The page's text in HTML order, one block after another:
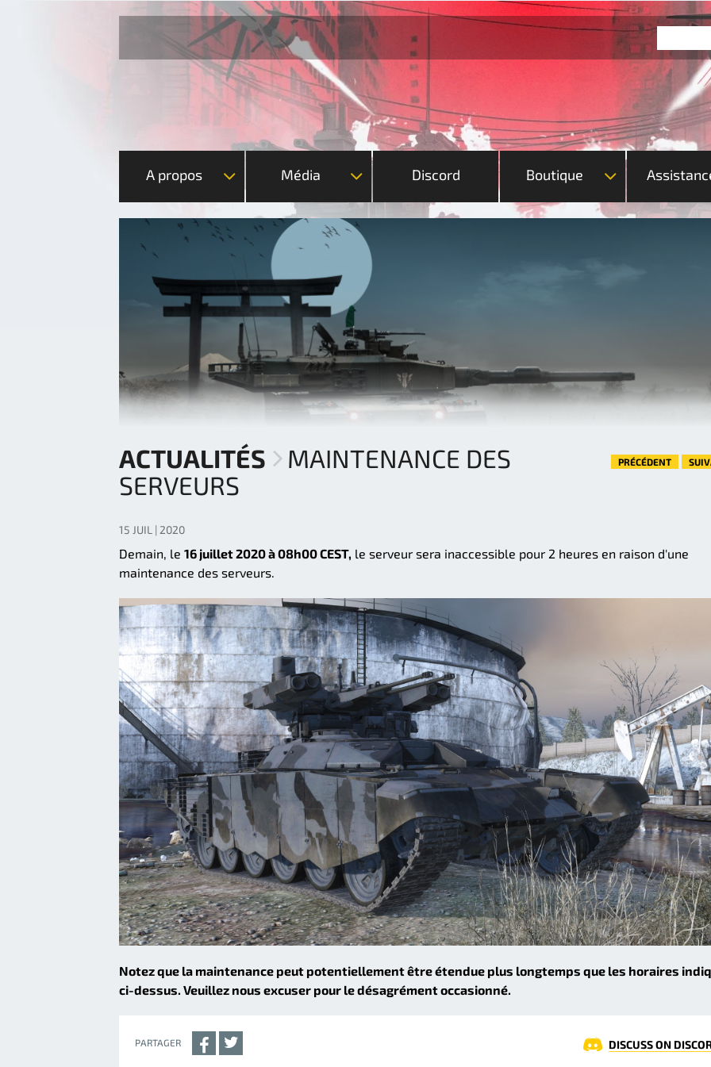
A propos Média Discord Boutique
ACTUALITÉS
MAINTENANCE DES
SERVEURS
PRÉCÉDENT
15 JUIL | 2020
Demain, le 16 juillet 2020 à 08h00 CEST, le serveur sera inaccessible pour 2 heures en raison d'une
maintenance des serveurs.
Notez que la maintenance peut potentiellement être étendue plus longtemps que les horaires
ci-dessus. Veuillez nous excuser pour le désagrément occasionné.
PARTAGER DISCUSS ON